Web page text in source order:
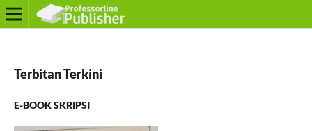
Terbitan Terkini
E-BOOK SKRIPSI